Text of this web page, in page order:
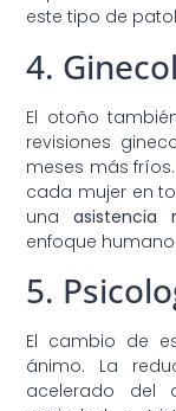
este tipo de
4.
El otoño
revisiones
meses más
cada mujer en
unaasistencia
enfoque
5.
El cambio de
ánimo. La
acelerado del